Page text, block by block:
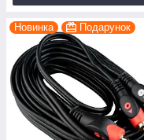
Новинка Подарунок